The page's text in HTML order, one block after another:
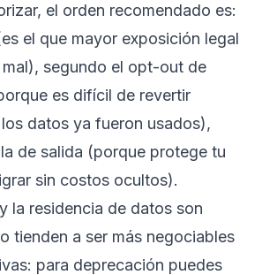
el orden recomendado es:
el que mayor exposición legal
segundo el opt-out de
es difícil de revertir
datos ya fueron usados),
de salida (porque protege tu
sin costos ocultos).
la residencia de datos son
tienden a ser más negociables
para deprecación puedes